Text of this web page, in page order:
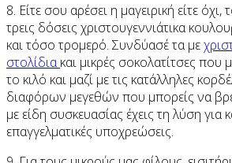
8. Είτε σου αρέσει η μαγειρική είτε όχι,
τρεις δόσεις χριστουγεννιάτικα
και τόσο τρομερό. Συνδύασέ τα με
στολίδιακαι μικρές σοκολατίτσες που
το κιλό και μαζί με τις κατάλληλες
διαφόρων μεγεθών που μπορείς να
με είδη συσκευασίας έχεις τη λύση για
επαγγελματικές υποχρεώσεις.